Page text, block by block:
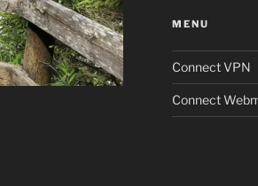
MENU
Connect VPN
Connect